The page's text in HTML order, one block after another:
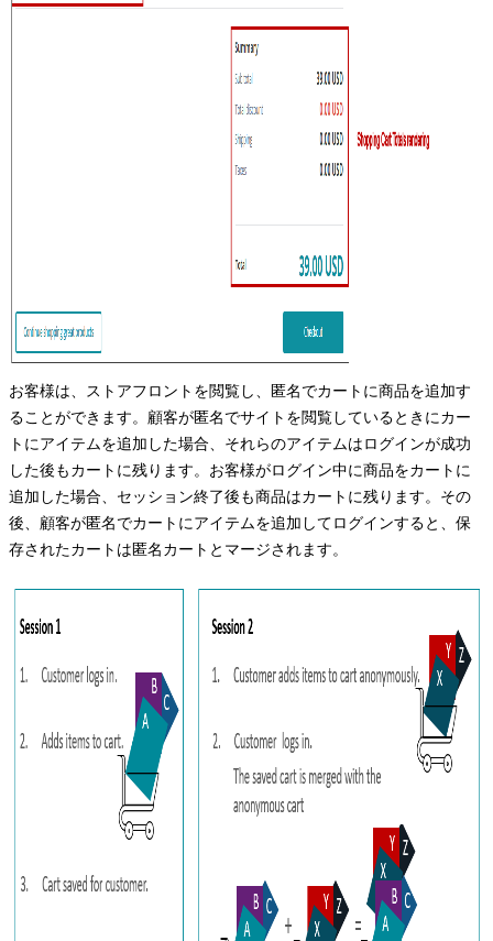
お客様は、ストアフロントを閲覧し、匿名でカートに商品を追加す
ることができます。顧客が匿名でサイトを閲覧しているときにカー
トにアイテムを追加した場合、それらのアイテムはログインが成功
した後もカートに残ります。お客様がログイン中に商品をカートに
追加した場合、セッション終了後も商品はカートに残ります。その
後、顧客が匿名でカートにアイテムを追加してログインすると、保
存されたカートは匿名カートとマージされます。